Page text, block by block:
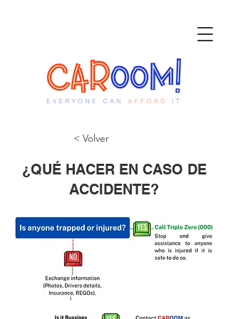
< Volver
¿QUÉ HACER EN CASO DE
ACCIDENTE?